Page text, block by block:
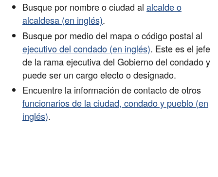
Busque por nombre o ciudad al alcalde o
alcaldesa (en inglés).
Busque por medio del mapa o código postal al
ejecutivo del condado (en inglés). Este es el jefe
de la rama ejecutiva del Gobierno del condado y
puede ser un cargo electo o designado.
Encuentre la información de contacto de otros
funcionarios de la ciudad, condado y pueblo (en
inglés).